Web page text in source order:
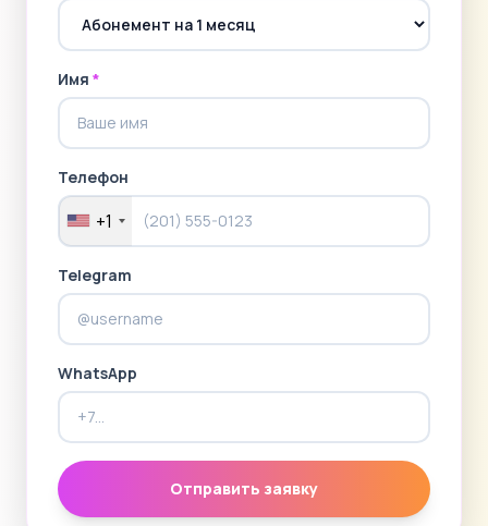
Имя *
Телефон
+1
Telegram
WhatsApp
Отправить заявку